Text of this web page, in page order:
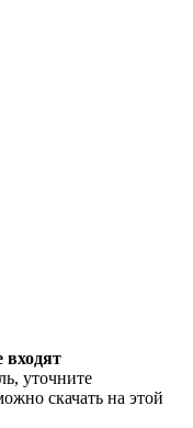
входят
уточните
скачать на этой